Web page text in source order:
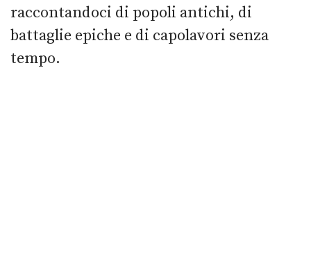
raccontandoci di popoli antichi, di
battaglie epiche e di capolavori senza
tempo.